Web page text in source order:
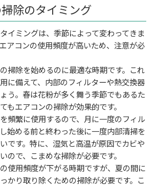
除のタイミング
イミングは、季節によって変わってきま
アコンの使用頻度が高いため、注意が必
掃除を始めるのに最適な時期です。これ
に備えて、内部のフィルターや熱交換器
う。春は花粉が多く舞う季節でもあるた
もエアコンの掃除が効果的です。
頻繁に使用するので、月に一度のフィル
始める前と終わった後に一度内部清掃を
です。特に、湿気と高温が原因でカビや
ので、こまめな掃除が必要です。
使用頻度が下がる時期ですが、夏の間に
かり取り除くための掃除が必要です。こ